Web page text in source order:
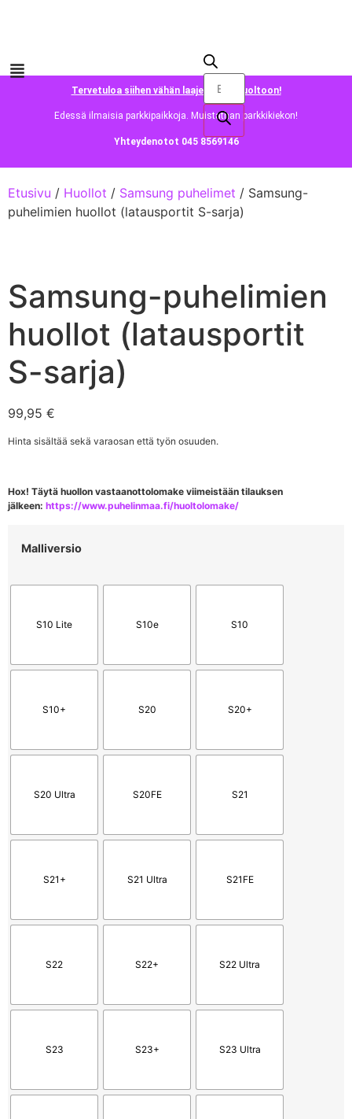
Tervetuloa siihen vähän laajempaan huoltoon!
Edessä ilmaisia parkkipaikkoja. Muistathan parkkikiekon!
Yhteydenotot 045 8569146
Etusivu / Huollot / Samsung puhelimet / Samsung-
puhelimien huollot (latausportit S-sarja)
Samsung-puhelimien
huollot (latausportit
S-sarja)
99,95 €
Hinta sisältää sekä varaosan että työn osuuden.
Hox! Täytä huollon vastaanottolomake viimeistään tilauksen
jälkeen: https://www.puhelinmaa.fi/huoltolomake/
Malliversio
S10 Lite S10e S10
S10+ S20 S20+
S20 Ultra S20FE S21
S21+ S21 Ultra S21FE
S22 S22+ S22 Ultra
S23 S23+ S23 Ultra